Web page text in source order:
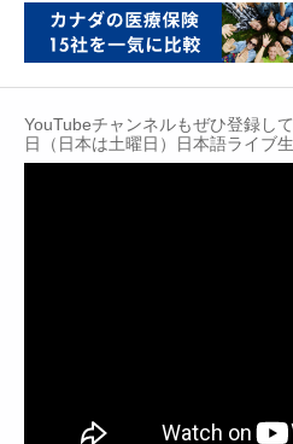
イベントカレンダー
Contact
YouTubeチャンネルもぜひ登録し
日（日本は土曜日）日本語ライブ